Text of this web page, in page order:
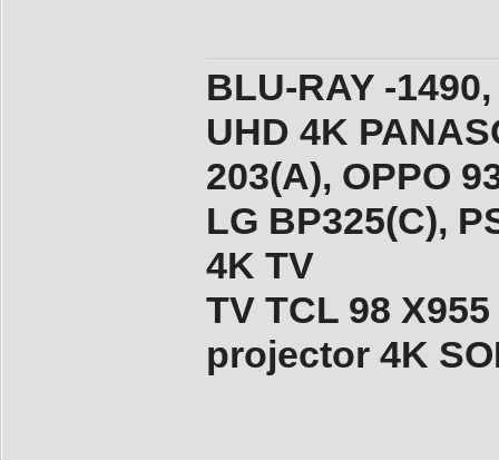
BLU-RAY -
UHD 4K
203(A), ОPPO
LG BP325(C),
4K TV
TV TCL 98 X955
projector 4K